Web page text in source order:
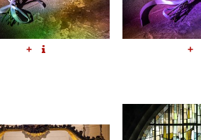
+ +